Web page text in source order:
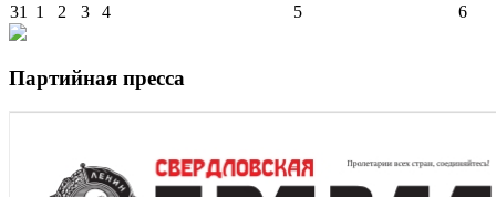
31
1 2 3 4 5 6
Партийная пресса